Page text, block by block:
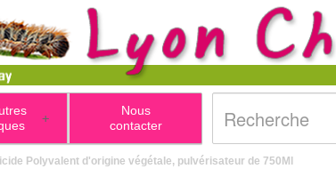
+
Nous
contacter
Polyvalent d'origine végétale, pulvérisateur de 750Ml